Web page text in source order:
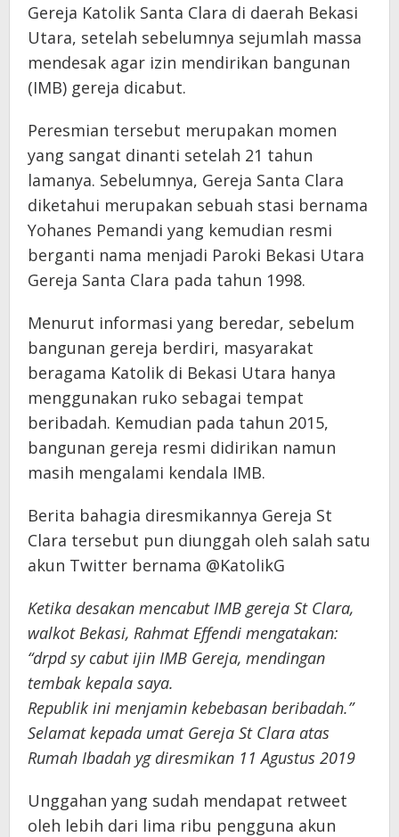
Gereja Katolik Santa Clara di daerah Bekasi
Utara, setelah sebelumnya sejumlah massa
mendesak agar izin mendirikan bangunan
(IMB) gereja dicabut.
Peresmian tersebut merupakan momen
yang sangat dinanti setelah 21 tahun
lamanya. Sebelumnya, Gereja Santa Clara
diketahui merupakan sebuah stasi bernama
Yohanes Pemandi yang kemudian resmi
berganti nama menjadi Paroki Bekasi Utara
Gereja Santa Clara pada tahun 1998.
Menurut informasi yang beredar, sebelum
bangunan gereja berdiri, masyarakat
beragama Katolik di Bekasi Utara hanya
menggunakan ruko sebagai tempat
beribadah. Kemudian pada tahun 2015,
bangunan gereja resmi didirikan namun
masih mengalami kendala IMB.
Berita bahagia diresmikannya Gereja St
Clara tersebut pun diunggah oleh salah satu
akun Twitter bernama @KatolikG
Ketika desakan mencabut IMB gereja St Clara,
walkot Bekasi, Rahmat Effendi mengatakan:
“drpd sy cabut ijin IMB Gereja, mendingan
tembak kepala saya.
Republik ini menjamin kebebasan beribadah.”
Selamat kepada umat Gereja St Clara atas
Rumah Ibadah yg diresmikan 11 Agustus 2019
Unggahan yang sudah mendapat retweet
oleh lebih dari lima ribu pengguna akun